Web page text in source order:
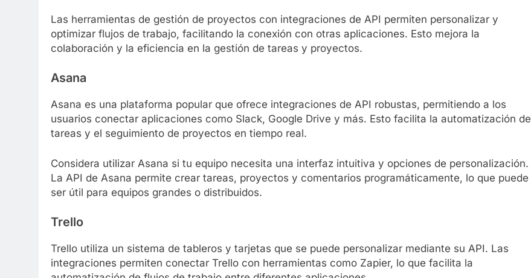
Las herramientas de gestión de proyectos con integraciones de API permiten personalizar y
optimizar flujos de trabajo, facilitando la conexión con otras aplicaciones. Esto mejora la
colaboración y la eficiencia en la gestión de tareas y proyectos.
Asana
Asana es una plataforma popular que ofrece integraciones de API robustas, permitiendo a los
usuarios conectar aplicaciones como Slack, Google Drive y más. Esto facilita la automatización de
tareas y el seguimiento de proyectos en tiempo real.
Considera utilizar Asana si tu equipo necesita una interfaz intuitiva y opciones de personalización.
La API de Asana permite crear tareas, proyectos y comentarios programáticamente, lo que puede
ser útil para equipos grandes o distribuidos.
Trello
Trello utiliza un sistema de tableros y tarjetas que se puede personalizar mediante su API. Las
integraciones permiten conectar Trello con herramientas como Zapier, lo que facilita la